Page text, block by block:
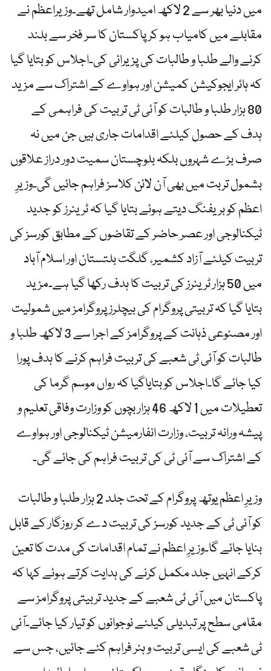
میں دنیا بھر سے 2 لاکھ امیدوار شامل تھے۔وزیراعظم نے
مقابلے میں کامیاب ہو کر پاکستان کا سر فخر سے بلند
کرنے والے طلبا و طالبات کی پزیرائی کی۔اجلاس کو بتایا گیا
کہ ہائر ایجوکیشن کمیشن اور ہواوے کے اشتراک سے مزید
80 ہزار طلبا و طالبات کو آئی ٹی تربیت کی فراہمی کے
ہدف کے حصول کیلئے اقدامات جاری ہیں جن میں نہ
صرف بڑے شہروں بلکہ بلوچستان سمیت دور دراز علاقوں
بشمول تربت میں بھی آن لائن کلاسز فراہم جائیں گی۔وزیرِ
اعظم کو بریفنگ دیتے ہوئے بتایا گیا کہ ٹرینرز کو جدید
ٹیکنالوجی اور عصر حاضر کے تقاضوں کے مطابق کورسز کی
تربیت کیلئے آزاد کشمیر، گلگت بلتستان اور اسلام آباد
میں 50 ہزار ٹرینرز کی تربیت کا ہدف رکھا گیا ہے۔مزید
بتایا گیا کہ تربیتی پروگرام کی بیچلرز پروگرامز میں شمولیت
اور مصنوعی ذہانت کے پروگرامز کے اجرا سے 3 لاکھ طلبا و
طالبات کو آئی ٹی شعبے کی تربیت فراہم کرنے کا ہدف پورا
کیا جائے گا۔اجلاس کو بتایاگیا کہ رواں موسم گرما کی
تعطیلات میں 1 لاکھ 46 ہزار بچوں کو وزارت وفاقی تعلیم و
پیشہ ورانہ تربیت، وزارت انفارمیشن ٹیکنالوجی اور ہواوے
کے اشتراک سے آئی ٹی کی تربیت فراہم کی جائے گی۔
وزیرِ اعظم یوتھ پروگرام کے تحت جلد 2 ہزار طلبا و طالبات
کو آئی ٹی کے جدید کورسز کی تربیت دے کر روزگار کے قابل
بنایا جائے گا۔وزیرِ اعظم نے تمام اقدامات کی مدت کا تعین
کرکے انہیں جلد مکمل کرنے کی ہدایت کرتے ہوئے کہا کہ
پاکستان میں آئی ٹی شعبے کے جدید تربیتی پروگرامز سے
مقامی سطح پر تبدیلی کیلئے نوجوانوں کو تیار کیا جائے۔آئی
ٹی شعبے کی ایسی تربیت و ہنر فراہم کئے جائیں، جس سے